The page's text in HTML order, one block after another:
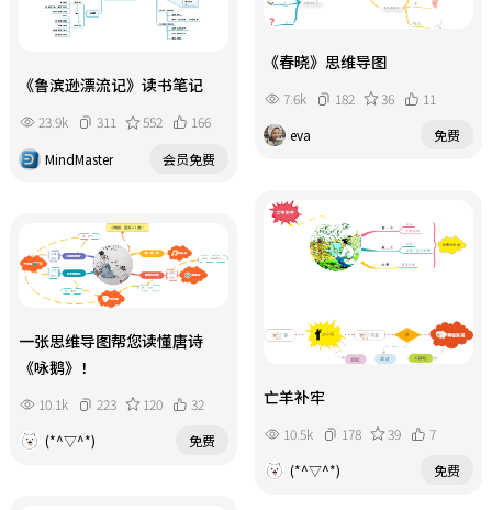
《鲁滨逊漂流记》读书笔记
23.9k 311 552
166
MindMaster
会员免费
《春晓》思维导图
7.6k 182 36
11
eva
免费
亡羊补牢
10.5k 178 39
7
(*^▽^*)
免费
一张思维导图帮您读懂唐诗
《咏鹅》！
10.1k 223 120
32
(*^▽^*)
免费